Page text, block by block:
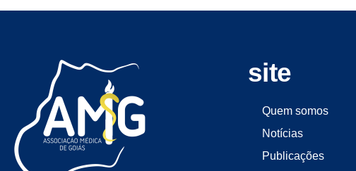
site
Quem somos
Notícias
Publicações